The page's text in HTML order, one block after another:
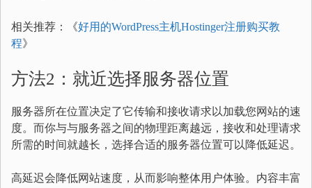
相关推荐：《好用的WordPress主机Hostinger注册购买教
程》
方法2：就近选择服务器位置
服务器所在位置决定了它传输和接收请求以加载您网站的速
度。而你与与服务器之间的物理距离越远，接收和处理请求
所需的时间就越长，选择合适的服务器位置可以降低延迟。
高延迟会降低网站速度，从而影响整体用户体验。内容丰富